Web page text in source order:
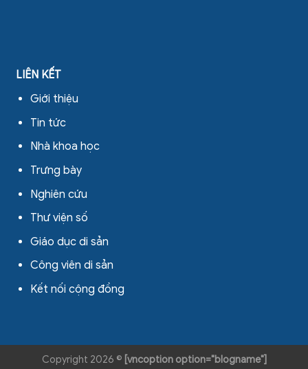
LIÊN KẾT
Giới thiệu
Tin tức
Nhà khoa học
Trưng bày
Nghiên cứu
Thư viện số
Giáo dục di sản
Công viên di sản
Kết nối cộng đồng
Copyright 2026 © [vncoption option="blogname"]